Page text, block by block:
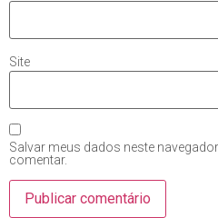
Site
Salvar meus dados neste
comentar.